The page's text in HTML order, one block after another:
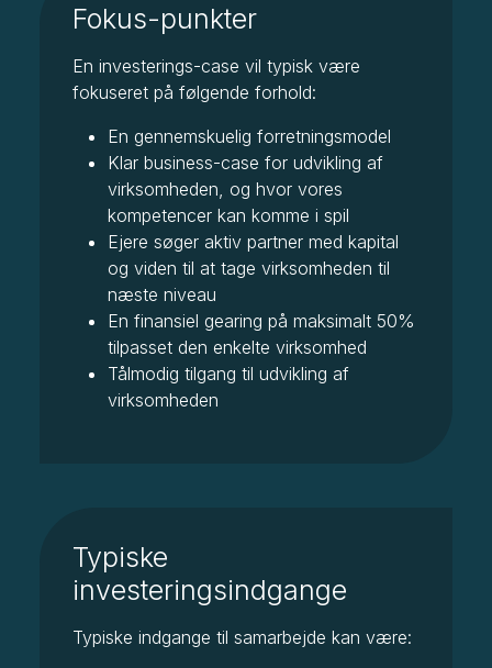
Fokus-punkter
En investerings-case vil typisk være
fokuseret på følgende forhold:
En gennemskuelig forretningsmodel
Klar business-case for udvikling af
virksomheden, og hvor vores
kompetencer kan komme i spil
Ejere søger aktiv partner med kapital
og viden til at tage virksomheden til
næste niveau
En finansiel gearing på maksimalt 50%
tilpasset den enkelte virksomhed
Tålmodig tilgang til udvikling af
virksomheden
Typiske
investeringsindgange
Typiske indgange til samarbejde kan være: